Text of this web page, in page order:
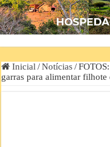
Inicial / Notícias /
garras para alimentar filhote